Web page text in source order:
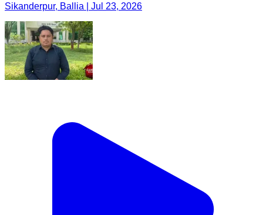
Sikanderpur, Ballia | Jul 23, 2026